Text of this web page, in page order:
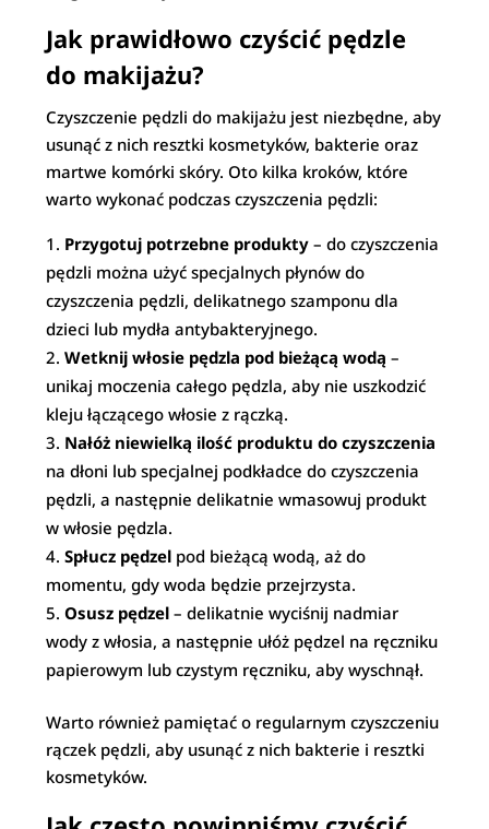
Jak prawidłowo czyścić pędzle
do makijażu?
Czyszczenie pędzli do makijażu jest niezbędne, aby
usunąć z nich resztki kosmetyków, bakterie oraz
martwe komórki skóry. Oto kilka kroków, które
warto wykonać podczas czyszczenia pędzli:
Przygotuj potrzebne produkty – do czyszczenia
pędzli można użyć specjalnych płynów do
czyszczenia pędzli, delikatnego szamponu dla
dzieci lub mydła antybakteryjnego.
Wetknij włosie pędzla pod bieżącą wodą –
unikaj moczenia całego pędzla, aby nie uszkodzić
kleju łączącego włosie z rączką.
Nałóż niewielką ilość produktu do czyszczenia
na dłoni lub specjalnej podkładce do czyszczenia
pędzli, a następnie delikatnie wmasowuj produkt
w włosie pędzla.
Spłucz pędzel pod bieżącą wodą, aż do
momentu, gdy woda będzie przejrzysta.
Osusz pędzel – delikatnie wyciśnij nadmiar
wody z włosia, a następnie ułóż pędzel na ręczniku
papierowym lub czystym ręczniku, aby wyschnął.
Warto również pamiętać o regularnym czyszczeniu
rączek pędzli, aby usunąć z nich bakterie i resztki
kosmetyków.